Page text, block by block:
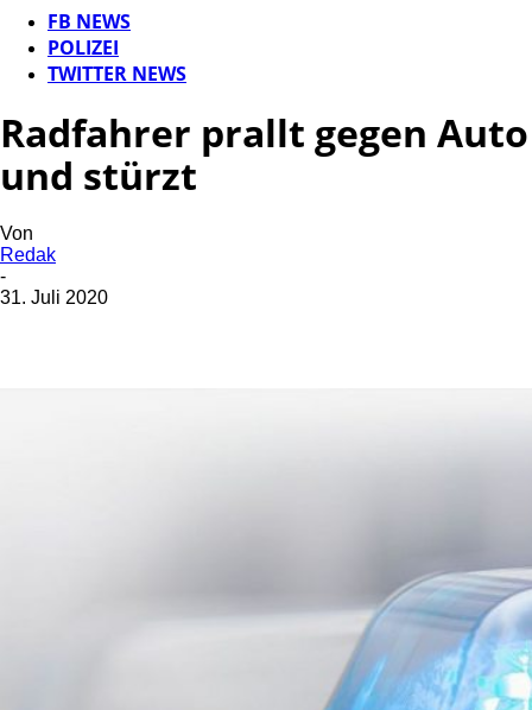
FB NEWS
POLIZEI
TWITTER NEWS
Radfahrer prallt gegen Auto
und stürzt
Von
Redak
-
31. Juli 2020